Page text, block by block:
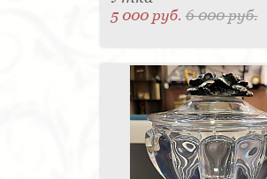
5 000 руб.6 000 руб.